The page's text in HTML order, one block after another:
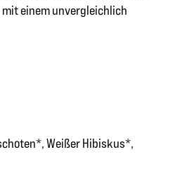
einem unvergleichlich
Weißer Hibiskus*,